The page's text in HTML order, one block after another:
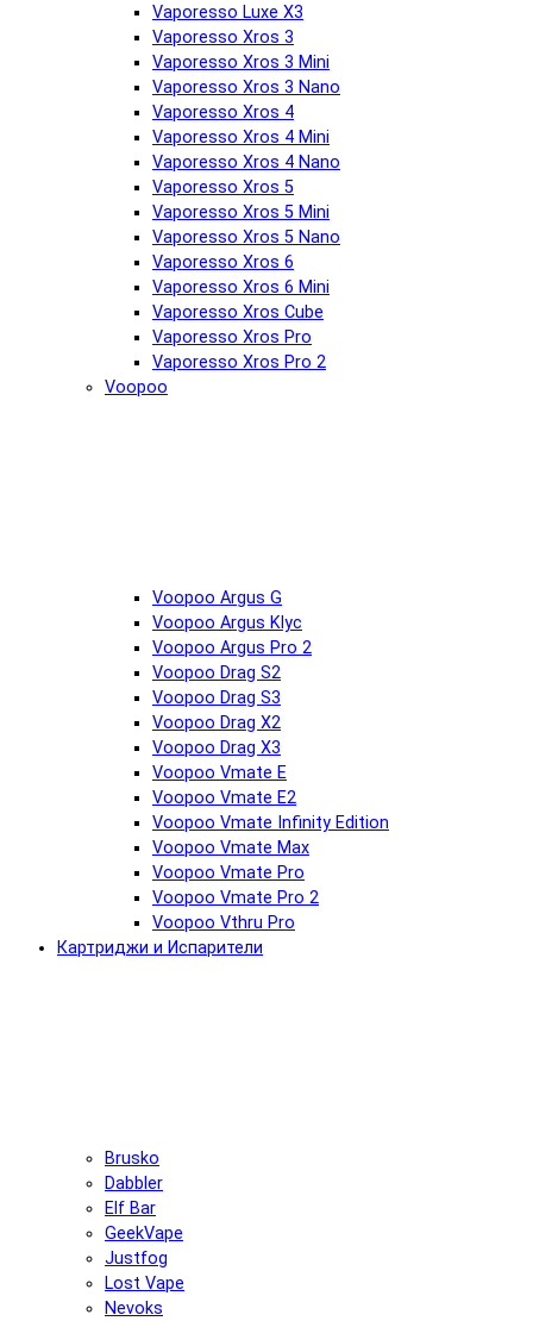
Vaporesso Luxe X3
Vaporesso Xros 3
Vaporesso Xros 3 Mini
Vaporesso Xros 3 Nano
Vaporesso Xros 4
Vaporesso Xros 4 Mini
Vaporesso Xros 4 Nano
Vaporesso Xros 5
Vaporesso Xros 5 Mini
Vaporesso Xros 5 Nano
Vaporesso Xros 6
Vaporesso Xros 6 Mini
Vaporesso Xros Cube
Vaporesso Xros Pro
Vaporesso Xros Pro 2
Voopoo
Voopoo Argus G
Voopoo Argus Klyc
Voopoo Argus Pro 2
Voopoo Drag S2
Voopoo Drag S3
Voopoo Drag X2
Voopoo Drag X3
Voopoo Vmate E
Voopoo Vmate E2
Voopoo Vmate Infinity Edition
Voopoo Vmate Max
Voopoo Vmate Pro
Voopoo Vmate Pro 2
Voopoo Vthru Pro
Картриджи и Испарители
Brusko
Dabbler
Elf Bar
GeekVape
Justfog
Lost Vape
Nevoks